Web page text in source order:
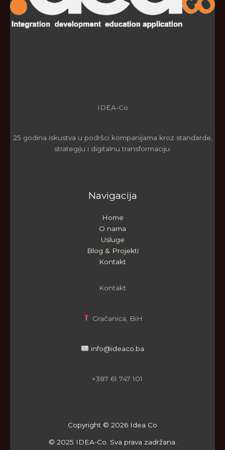
IDEA-Co
25 godina iskustva u podršci kompanijama kroz standarde,
strategiju i digitalnu transformaciju.
Navigacija
Home
O nama
Usluge
Blog & Projekti
Kontakt
Kontakt
Gračanica, BiH
info@ideaco.ba
+387 61 747 101
Copyright © 2026 Idea Co
© 2025 IDEA-Co. Sva prava zadržana.